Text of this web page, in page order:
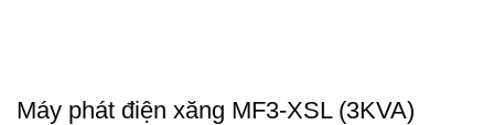
Máy phát điện xăng MF3-XSL (3KVA)